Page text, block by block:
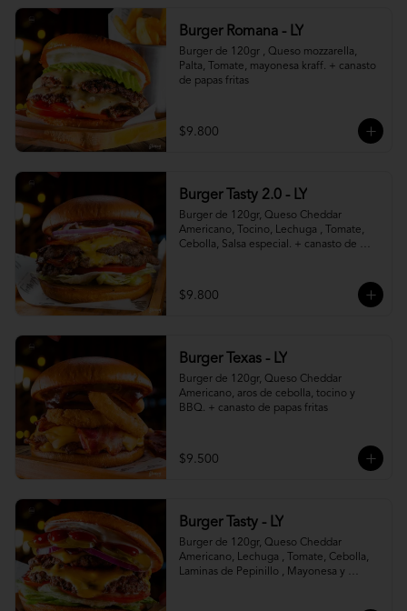
Burger Romana - LY
Burger de 120gr , Queso mozzarella,
Palta, Tomate, mayonesa kraff. + canasto
de papas fritas
$9.800
Burger Tasty 2.0 - LY
Burger de 120gr, Queso Cheddar
Americano, Tocino, Lechuga , Tomate,
Cebolla, Salsa especial. + canasto de
$9.800
Burger Texas - LY
Burger de 120gr, Queso Cheddar
Americano, aros de cebolla, tocino y
BBQ. + canasto de papas fritas
$9.500
Burger Tasty - LY
Burger de 120gr, Queso Cheddar
Americano, Lechuga , Tomate, Cebolla,
Laminas de Pepinillo , Mayonesa y